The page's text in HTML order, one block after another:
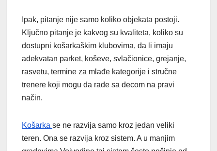
Ipak, pitanje nije samo koliko objekata postoji.
Ključno pitanje je kakvog su kvaliteta, koliko su
dostupni košarkaškim klubovima, da li imaju
adekvatan parket, koševe, svlačionice, grejanje,
rasvetu, termine za mlađe kategorije i stručne
trenere koji mogu da rade sa decom na pravi
način.
Košarka se ne razvija samo kroz jedan veliki
teren. Ona se razvija kroz sistem. A u manjim